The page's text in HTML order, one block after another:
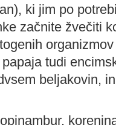
ki jim po
začnite žvečiti
tudi
beljakovin,